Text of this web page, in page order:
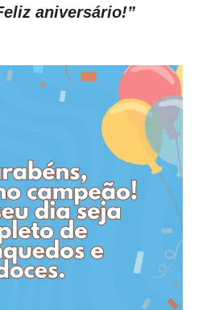
aniversário!”